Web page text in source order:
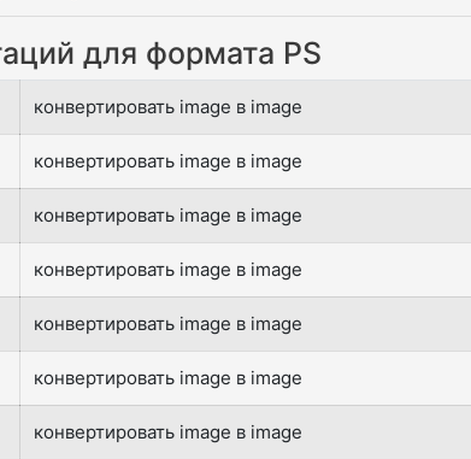
для формата PS
конвертировать image в image
конвертировать image в image
конвертировать image в image
конвертировать image в image
конвертировать image в image
конвертировать image в image
конвертировать image в image